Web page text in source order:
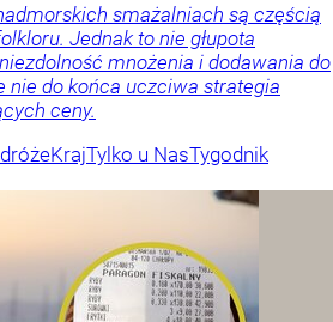
smażalniach są częścią
Jednak to nie głupota
mnożenia i dodawania do
nie do końca uczciwa strategia
ceny.
KrajTylko u NasTygodnik